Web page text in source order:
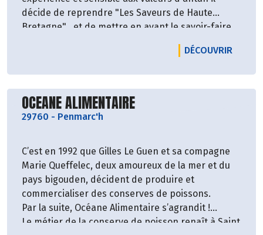
décide de reprendre "Les Saveurs de Haute
Bretagne" et de mettre en avant le savoir-faire
DÉCOUVRIR
Découvrir le producteur
OCEANE ALIMENTAIRE
29760 - Penmarc'h
C’est en 1992 que Gilles Le Guen et sa compagne
Marie Queffelec, deux amoureux de la mer et du
pays bigouden, décident de produire et
commercialiser des conserves de poissons.
Par la suite, Océane Alimentaire s’agrandit !
Le métier de la conserve de poisson renaît à Saint